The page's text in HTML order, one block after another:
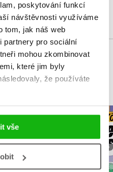
poskytování funkcí
návštěvnosti využíváme
tom, jak náš web
pro sociální
mohou zkombinovat
které jim byly
že používáte
vše
ZAJÍMAT
fotbal:
fotbalové
Takhle
Matěj